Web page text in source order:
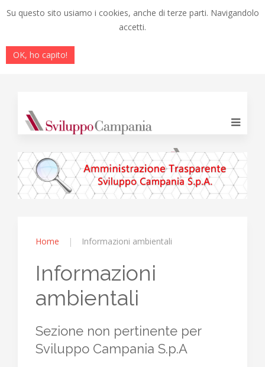
Su questo sito usiamo i cookies, anche di terze parti. Navigandolo
accetti.
OK, ho capito!
Home Informazioni ambientali
Informazioni
ambientali
Sezione non pertinente per
Sviluppo Campania S.p.A